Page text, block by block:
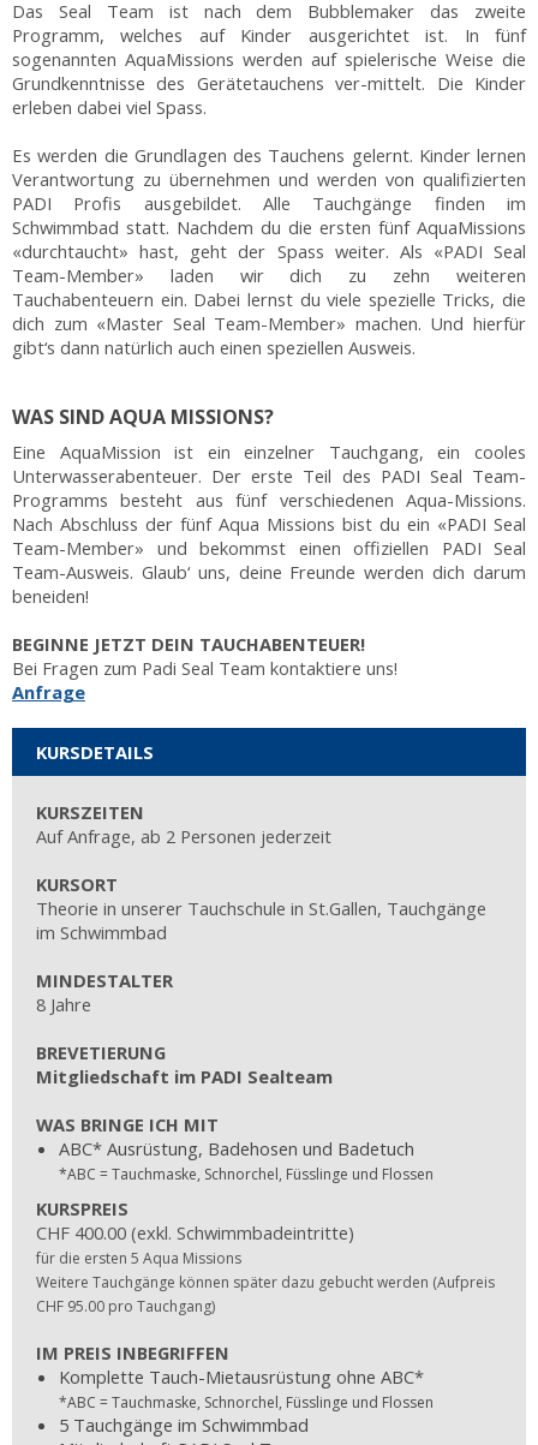
Das Seal Team ist nach dem Bubblemaker das zweite
Programm, welches auf Kinder ausgerichtet ist. In fünf
sogenannten AquaMissions werden auf spielerische Weise die
Grundkenntnisse des Gerätetauchens ver-mittelt. Die Kinder
erleben dabei viel Spass.
Es werden die Grundlagen des Tauchens gelernt. Kinder lernen
Verantwortung zu übernehmen und werden von qualifizierten
PADI Profis ausgebildet. Alle Tauchgänge finden im
Schwimmbad statt. Nachdem du die ersten fünf AquaMissions
«durchtaucht» hast, geht der Spass weiter. Als «PADI Seal
Team-Member» laden wir dich zu zehn weiteren
Tauchabenteuern ein. Dabei lernst du viele spezielle Tricks, die
dich zum «Master Seal Team-Member» machen. Und hierfür
gibt‘s dann natürlich auch einen speziellen Ausweis.
WAS SIND AQUA MISSIONS?
Eine AquaMission ist ein einzelner Tauchgang, ein cooles
Unterwasserabenteuer. Der erste Teil des PADI Seal Team-
Programms besteht aus fünf verschiedenen Aqua-Missions.
Nach Abschluss der fünf Aqua Missions bist du ein «PADI Seal
Team-Member» und bekommst einen offiziellen PADI Seal
Team-Ausweis. Glaub‘ uns, deine Freunde werden dich darum
beneiden!
BEGINNE JETZT DEIN TAUCHABENTEUER!
Bei Fragen zum Padi Seal Team kontaktiere uns!
Anfrage
KURSDETAILS
KURSZEITEN
Auf Anfrage, ab 2 Personen jederzeit
KURSORT
Theorie in unserer Tauchschule in St.Gallen, Tauchgänge
im Schwimmbad
MINDESTALTER
8 Jahre
BREVETIERUNG
Mitgliedschaft im PADI Sealteam
WAS BRINGE ICH MIT
ABC* Ausrüstung, Badehosen und Badetuch
*ABC = Tauchmaske, Schnorchel, Füsslinge und Flossen
KURSPREIS
CHF 400.00 (exkl. Schwimmbadeintritte)
für die ersten 5 Aqua Missions
Weitere Tauchgänge können später dazu gebucht werden (Aufpreis
CHF 95.00 pro Tauchgang)
IM PREIS INBEGRIFFEN
Komplette Tauch-Mietausrüstung ohne ABC*
*ABC = Tauchmaske, Schnorchel, Füsslinge und Flossen
5 Tauchgänge im Schwimmbad